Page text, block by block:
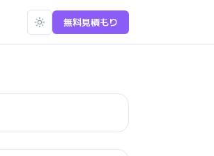
無料見積もり